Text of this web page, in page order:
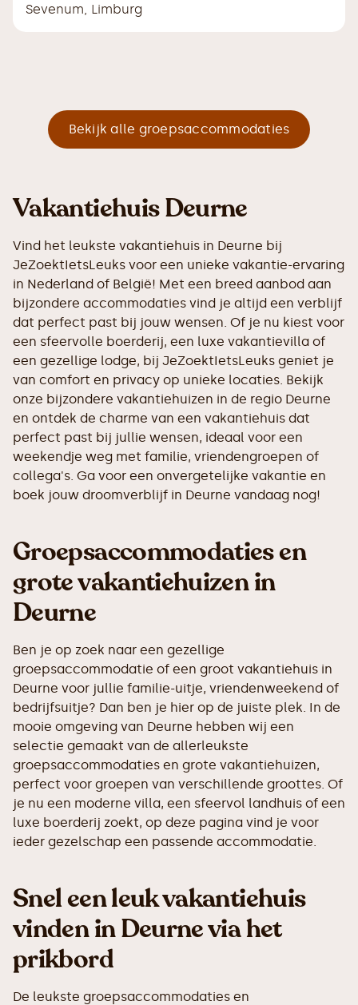
Sevenum, Limburg
Bekijk alle groepsaccommodaties
Vakantiehuis Deurne
Vind het leukste vakantiehuis in Deurne bij
JeZoektIetsLeuks voor een unieke vakantie-ervaring
in Nederland of België! Met een breed aanbod aan
bijzondere accommodaties vind je altijd een verblijf
dat perfect past bij jouw wensen. Of je nu kiest voor
een sfeervolle boerderij, een luxe vakantievilla of
een gezellige lodge, bij JeZoektIetsLeuks geniet je
van comfort en privacy op unieke locaties. Bekijk
onze bijzondere vakantiehuizen in de regio Deurne
en ontdek de charme van een vakantiehuis dat
perfect past bij jullie wensen, ideaal voor een
weekendje weg met familie, vriendengroepen of
collega's. Ga voor een onvergetelijke vakantie en
boek jouw droomverblijf in Deurne vandaag nog!
Groepsaccommodaties en
grote vakantiehuizen in
Deurne
Ben je op zoek naar een gezellige
groepsaccommodatie of een groot vakantiehuis in
Deurne voor jullie familie-uitje, vriendenweekend of
bedrijfsuitje? Dan ben je hier op de juiste plek. In de
mooie omgeving van Deurne hebben wij een
selectie gemaakt van de allerleukste
groepsaccommodaties en grote vakantiehuizen,
perfect voor groepen van verschillende groottes. Of
je nu een moderne villa, een sfeervol landhuis of een
luxe boerderij zoekt, op deze pagina vind je voor
ieder gezelschap een passende accommodatie.
Snel een leuk vakantiehuis
vinden in Deurne via het
prikbord
De leukste groepsaccommodaties en